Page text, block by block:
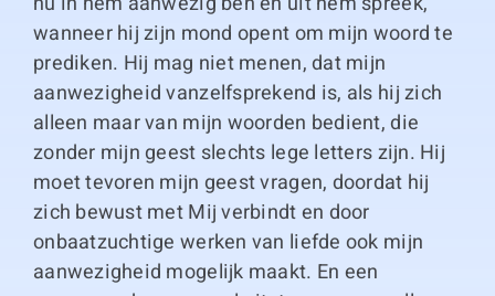
wanneer hij zijn mond opent om mijn woord te
prediken. Hij mag niet menen, dat mijn
aanwezigheid vanzelfsprekend is, als hij zich
alleen maar van mijn woorden bedient, die
zonder mijn geest slechts lege letters zijn. Hij
moet tevoren mijn geest vragen, doordat hij
zich bewust met Mij verbindt en door
onbaatzuchtige werken van liefde ook mijn
aanwezigheid mogelijk maakt. En een